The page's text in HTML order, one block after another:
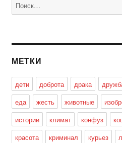
МЕТКИ
дети доброта драка
еда
жесть животные
истории
климат конфуз
красота
криминал курьез